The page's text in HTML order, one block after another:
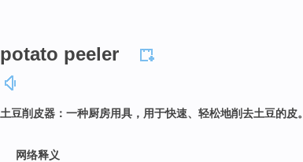
potato peeler
土豆削皮器：一种厨房用具，用于快速、轻松地削去土豆的皮。
网络释义